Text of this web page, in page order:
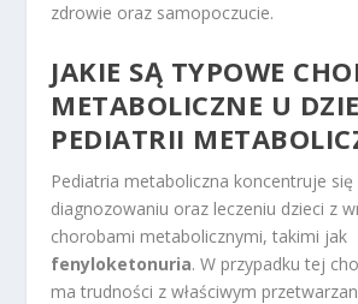
zdrowie oraz samopoczucie.
JAKIE SĄ TYPOWE
METABOLICZNE U
PEDIATRII
Pediatria metaboliczna koncentruje się
diagnozowaniu oraz leczeniu dzieci z
chorobami metabolicznymi, takimi jak
fenyloketonuria. W przypadku tej
ma trudności z właściwym